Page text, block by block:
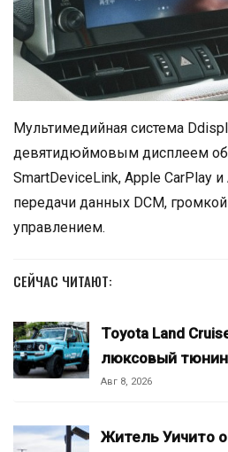
Мультимедийная система
девятидюймовым дисплеем
SmartDeviceLink, Apple CarPlay
передачи данных DCM,
управлением.
СЕЙЧАС ЧИТАЮТ:
Toyota Land
люксовый
Авг 8, 2026
Житель Уичито